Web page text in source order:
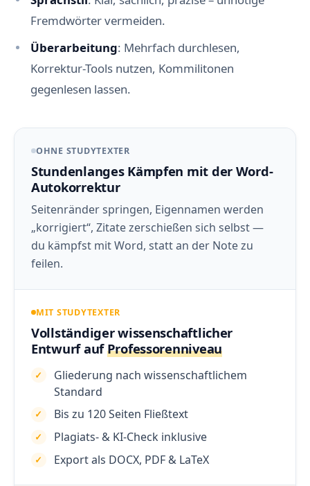
Fremdwörter vermeiden.
Überarbeitung: Mehrfach durchlesen,
Korrektur-Tools nutzen, Kommilitonen
gegenlesen lassen.
OHNE STUDYTEXTER
Stundenlanges Kämpfen mit der Word-
Autokorrektur
Seitenränder springen, Eigennamen werden
„korrigiert“, Zitate zerschießen sich selbst —
du kämpfst mit Word, statt an der Note zu
feilen.
MIT STUDYTEXTER
Vollständiger wissenschaftlicher
Entwurf auf Professorenniveau
Gliederung nach wissenschaftlichem
Standard
Bis zu 120 Seiten Fließtext
Plagiats- & KI-Check inklusive
Export als DOCX, PDF & LaTeX